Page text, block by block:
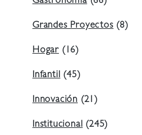
Grandes Proyectos (8)
Hogar (16)
Infantil (45)
Innovación (21)
Institucional (245)